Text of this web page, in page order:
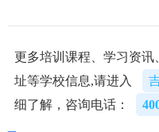
更多培训课程、学习资
址等学校信息,请进入
细了解，咨询电话：